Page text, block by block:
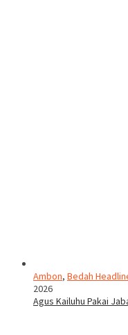
Ambon, Bedah
2026
Agus Kailuhu Pakai